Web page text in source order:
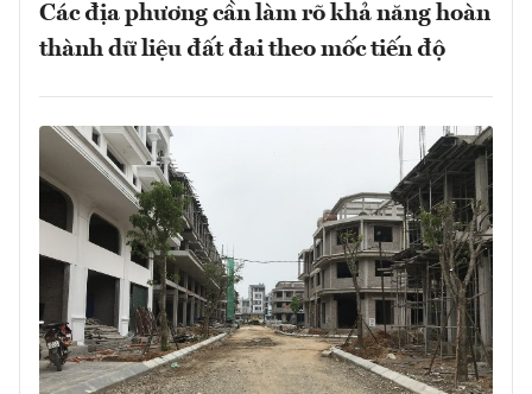
Các địa phương cần làm rõ khả năng hoàn
thành dữ liệu đất đai theo mốc tiến độ